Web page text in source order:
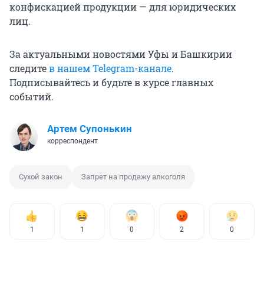
конфискацией продукции — для юридических
лиц.
За актуальными новостями Уфы и Башкирии
следитев нашем Telegram-канале.
Подписывайтесь и будьте в курсе главных
событий.
Артем Супонькин
корреспондент
Сухой закон Запрет на продажу алкоголя
1 1 0 2 0